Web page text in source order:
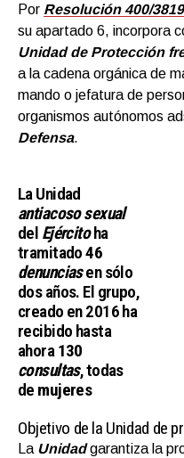
Por Resolución 400/
su apartado 6, incorpora
Unidad de Protección
a la cadena orgánica de
mando o jefatura de
organismos autónomos
Defensa.
La Unidad
antiacoso sexual
del Ejércitoha
tramitado46
denunciasen sólo
dos años. El grupo,
creado en 2016 ha
recibido hasta
ahora 130
consultas, todas
de mujeres
Objetivo de la Unidad de
La Unidadgarantiza la